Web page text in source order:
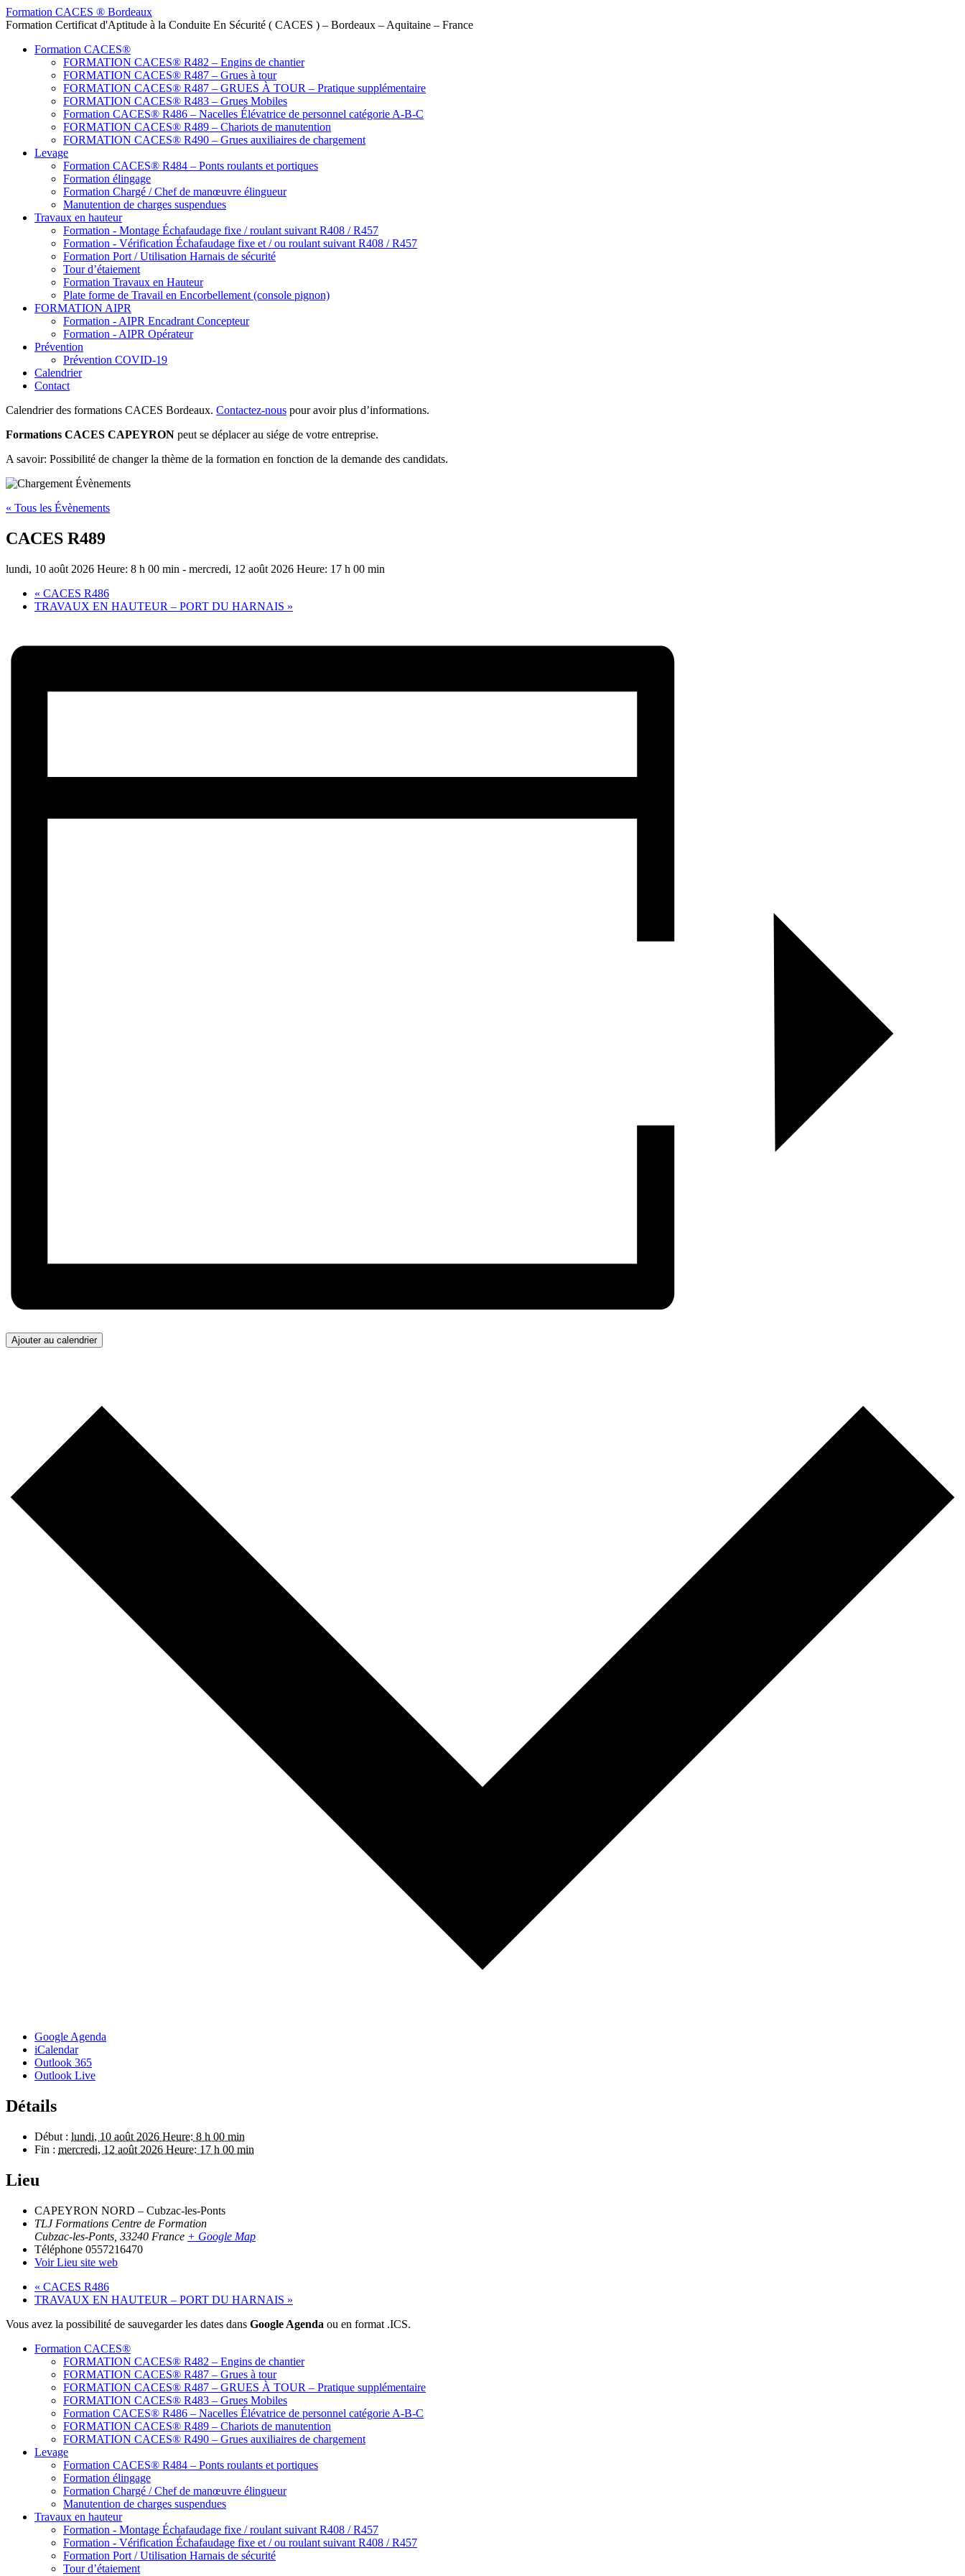
Formation CACES ® Bordeaux
Formation Certificat d'Aptitude à la Conduite En Sécurité ( CACES ) – Bordeaux – Aquitaine – France
Formation CACES®
FORMATION CACES® R482 – Engins de chantier
FORMATION CACES® R487 – Grues à tour
FORMATION CACES® R487 – GRUES À TOUR – Pratique supplémentaire
FORMATION CACES® R483 – Grues Mobiles
Formation CACES® R486 – Nacelles Élévatrice de personnel catégorie A-B-C
FORMATION CACES® R489 – Chariots de manutention
FORMATION CACES® R490 – Grues auxiliaires de chargement
Levage
Formation CACES® R484 – Ponts roulants et portiques
Formation élingage
Formation Chargé / Chef de manœuvre élingueur
Manutention de charges suspendues
Travaux en hauteur
Formation - Montage Échafaudage fixe / roulant suivant R408 / R457
Formation - Vérification Échafaudage fixe et / ou roulant suivant R408 / R457
Formation Port / Utilisation Harnais de sécurité
Tour d’étaiement
Formation Travaux en Hauteur
Plate forme de Travail en Encorbellement (console pignon)
FORMATION AIPR
Formation - AIPR Encadrant Concepteur
Formation - AIPR Opérateur
Prévention
Prévention COVID-19
Calendrier
Contact
Calendrier des formations CACES Bordeaux. Contactez-nous pour avoir plus d’informations.
Formations CACES CAPEYRON peut se déplacer au siége de votre entreprise.
A savoir: Possibilité de changer la thème de la formation en fonction de la demande des candidats.
« Tous les Évènements
CACES R489
lundi, 10 août 2026 Heure: 8 h 00 min - mercredi, 12 août 2026 Heure: 17 h 00 min
« CACES R486
TRAVAUX EN HAUTEUR – PORT DU HARNAIS »
Ajouter au calendrier
Google Agenda
iCalendar
Outlook 365
Outlook Live
Détails
Début : lundi, 10 août 2026 Heure: 8 h 00 min
Fin : mercredi, 12 août 2026 Heure: 17 h 00 min
Lieu
CAPEYRON NORD – Cubzac-les-Ponts
TLJ Formations Centre de Formation
Cubzac-les-Ponts 33240 France + Google Map
Téléphone 0557216470
Voir Lieu site web
« CACES R486
TRAVAUX EN HAUTEUR – PORT DU HARNAIS »
Vous avez la possibilité de sauvegarder les dates dans Google Agenda ou en format .ICS.
Formation CACES®
FORMATION CACES® R482 – Engins de chantier
FORMATION CACES® R487 – Grues à tour
FORMATION CACES® R487 – GRUES À TOUR – Pratique supplémentaire
FORMATION CACES® R483 – Grues Mobiles
Formation CACES® R486 – Nacelles Élévatrice de personnel catégorie A-B-C
FORMATION CACES® R489 – Chariots de manutention
FORMATION CACES® R490 – Grues auxiliaires de chargement
Levage
Formation CACES® R484 – Ponts roulants et portiques
Formation élingage
Formation Chargé / Chef de manœuvre élingueur
Manutention de charges suspendues
Travaux en hauteur
Formation - Montage Échafaudage fixe / roulant suivant R408 / R457
Formation - Vérification Échafaudage fixe et / ou roulant suivant R408 / R457
Formation Port / Utilisation Harnais de sécurité
Tour d’étaiement